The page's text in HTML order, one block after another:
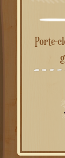
Porte-clés en aluminium avec forme et